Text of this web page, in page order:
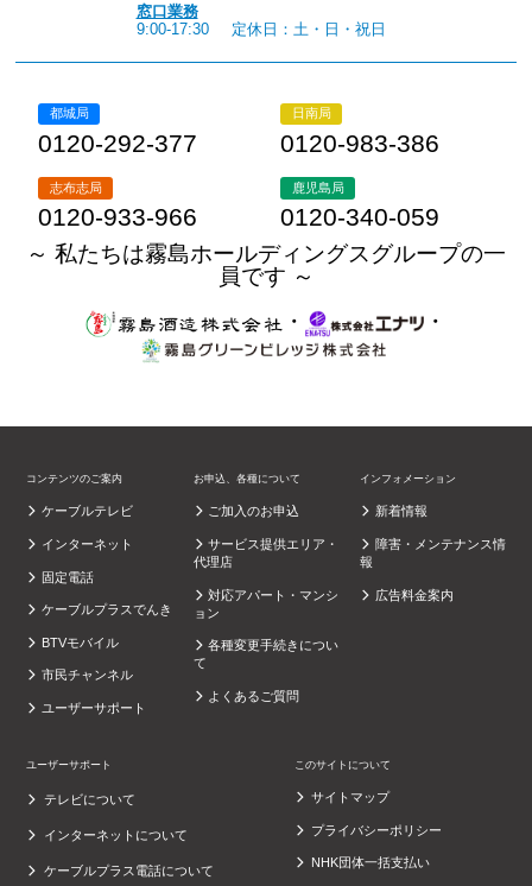
窓口業務
9:00-17:30
定休日：土・日・祝日
都城局
0120-292-377
日南局
0120-983-386
志布志局
0120-933-966
鹿児島局
0120-340-059
～ 私たちは霧島ホールディングスグループの一
員です ～
・
・
コンテンツのご案内
ケーブルテレビ
インターネット
固定電話
ケーブルプラスでんき
BTVモバイル
市民チャンネル
ユーザーサポート
お申込、各種について
ご加入のお申込
サービス提供エリア・
代理店
対応アパート・マンシ
ョン
各種変更手続きについ
て
よくあるご質問
インフォメーション
新着情報
障害・メンテナンス情
報
広告料金案内
ユーザーサポート
テレビについて
インターネットについて
ケーブルプラス電話について
このサイトについて
サイトマップ
プライバシーポリシー
NHK団体一括支払い